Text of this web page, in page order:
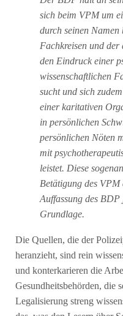
sich beim VPM um
durch seinen
Fachkreisen und
den Eindruck einer
wissenschaftlichen
sucht und sich
einer karitativen
in persönlichen
persönlichen Nöten
mit
leistet. Diese
Betätigung des
Auffassung des
Grundlage.
Die Quellen, die der
heranzieht, sind rein
und konterkarieren die
Gesundheitsbehörden, die
Legalisierung streng